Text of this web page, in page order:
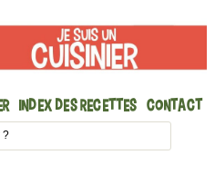
Index des recettes Contact